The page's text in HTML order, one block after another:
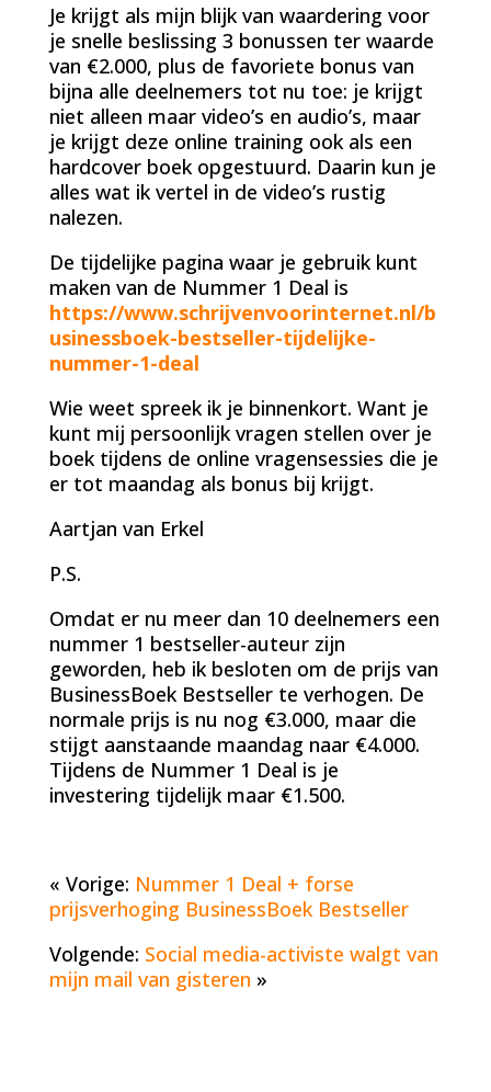
Je krijgt als mijn blijk van waardering voor
je snelle beslissing 3 bonussen ter waarde
van €2.000, plus de favoriete bonus van
bijna alle deelnemers tot nu toe: je krijgt
niet alleen maar video’s en audio’s, maar
je krijgt deze online training ook als een
hardcover boek opgestuurd. Daarin kun je
alles wat ik vertel in de video’s rustig
nalezen.
De tijdelijke pagina waar je gebruik kunt
maken van de Nummer 1 Deal is
https://www.schrijvenvoorinternet.nl/b
usinessboek-bestseller-tijdelijke-
nummer-1-deal
Wie weet spreek ik je binnenkort. Want je
kunt mij persoonlijk vragen stellen over je
boek tijdens de online vragensessies die je
er tot maandag als bonus bij krijgt.
Aartjan van Erkel
P.S.
Omdat er nu meer dan 10 deelnemers een
nummer 1 bestseller-auteur zijn
geworden, heb ik besloten om de prijs van
BusinessBoek Bestseller te verhogen. De
normale prijs is nu nog €3.000, maar die
stijgt aanstaande maandag naar €4.000.
Tijdens de Nummer 1 Deal is je
investering tijdelijk maar €1.500.
« Vorige: Nummer 1 Deal + forse
prijsverhoging BusinessBoek Bestseller
Volgende: Social media-activiste walgt van
mijn mail van gisteren »